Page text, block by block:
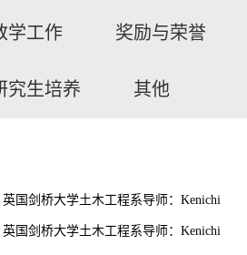
学工作 奖励与荣誉
究生培养 其他
英国剑桥大学土木工程系导师： Kenichi
英国剑桥大学土木工程系导师： Kenichi